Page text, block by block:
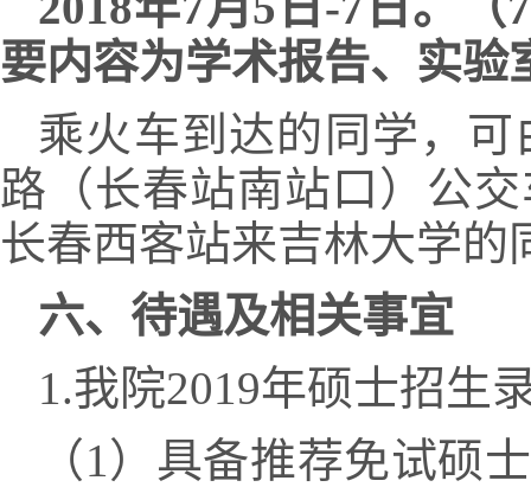
要内容为学术报告、实
乘火车到达的同学，
路（长春站南站口）公
长春西客站来吉林大学的
六、待遇及相关事宜
1.我院2019年硕士招生
（1）具备推荐免试硕